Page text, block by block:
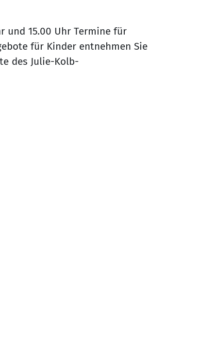
und 15.00 Uhr Termine für
für Kinder entnehmen Sie
des Julie-Kolb-